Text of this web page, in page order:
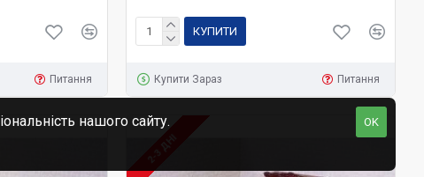
Питання
КУПИТИ
Купити Зараз Питання
2-3 ДНІ
OK
нашого сайту.